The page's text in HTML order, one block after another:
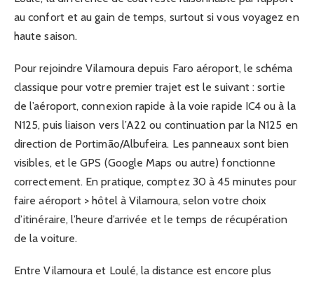
au confort et au gain de temps, surtout si vous voyagez en
haute saison.
Pour rejoindre Vilamoura depuis Faro aéroport, le schéma
classique pour votre premier trajet est le suivant : sortie
de l’aéroport, connexion rapide à la voie rapide IC4 ou à la
N125, puis liaison vers l’A22 ou continuation par la N125 en
direction de Portimão/Albufeira. Les panneaux sont bien
visibles, et le GPS (Google Maps ou autre) fonctionne
correctement. En pratique, comptez 30 à 45 minutes pour
faire aéroport > hôtel à Vilamoura, selon votre choix
d’itinéraire, l’heure d’arrivée et le temps de récupération
de la voiture.
Entre Vilamoura et Loulé, la distance est encore plus